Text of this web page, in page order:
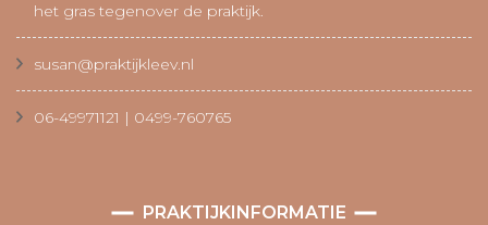
het gras tegenover de praktijk.
susan@praktijkleev.nl
06-49971121 | 0499-760765
PRAKTIJKINFORMATIE